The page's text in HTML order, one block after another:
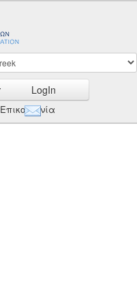
LogIn
Επικοινωνία